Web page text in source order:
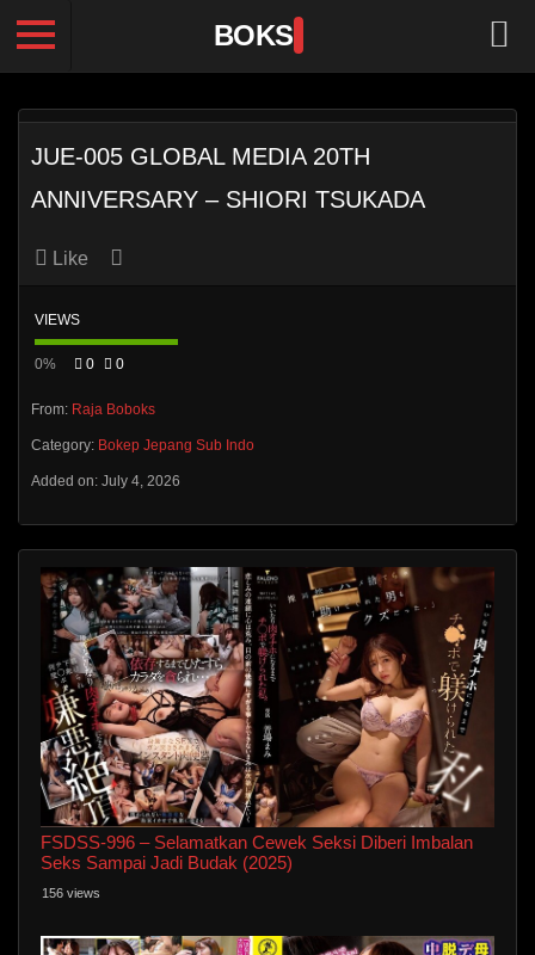
BOKS
JUE-005 GLOBAL MEDIA 20TH
ANNIVERSARY – SHIORI TSUKADA
Like
VIEWS
0% 0 0
From: Raja Boboks
Category: Bokep Jepang Sub Indo
Added on: July 4, 2026
FSDSS-996 – Selamatkan Cewek Seksi Diberi Imbalan
Seks Sampai Jadi Budak (2025)
156 views